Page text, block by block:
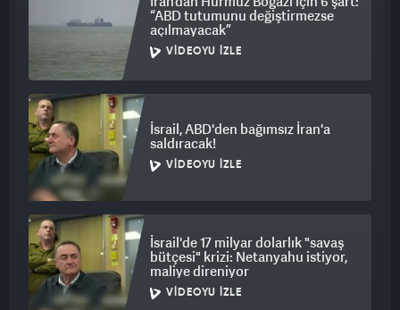
“ABD tutumunu değiştirmezse
açılmayacak”
VIDEOYU İZLE
İsrail, ABD'den bağımsız İran'a
saldıracak!
VIDEOYU İZLE
İsrail'de 17 milyar dolarlık "savaş
bütçesi" krizi: Netanyahu istiyor,
maliye direniyor
VIDEOYU İZLE